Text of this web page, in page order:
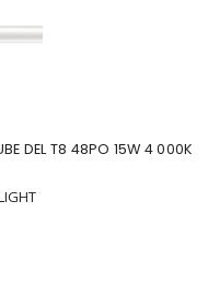
DEL T8 48PO 15W 4 000K